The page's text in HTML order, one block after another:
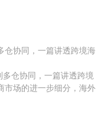
仓协同，一篇讲透跨境海
仓协同，一篇讲透跨境
市场的进一步细分，海外